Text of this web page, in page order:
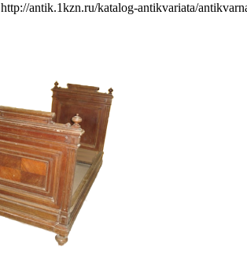
http://antik.1kzn.ru/katalog-antikvariata/